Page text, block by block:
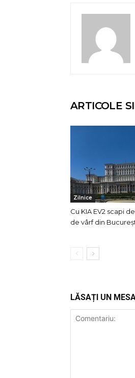
ARTICOLE
Zilnice
Cu KIA EV2 scapi
de vârf din
LĂSAȚI UN